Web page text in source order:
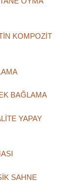
KOMPOZİT
BAĞLAMA
YAPAY
SAHNE